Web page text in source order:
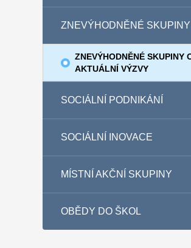
ZNEVÝHODNĚNÉ
ZNEVÝHODNĚNÉ SKUPINY
AKTUÁLNÍ VÝZVY
SOCIÁLNÍ PODNIKÁNÍ
SOCIÁLNÍ INOVACE
MÍSTNÍ AKČNÍ SKUPINY
OBĚDY DO ŠKOL